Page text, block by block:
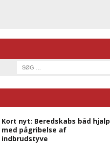
Kort nyt: Beredskabs båd hjalp
med pågribelse af
indbrudstyve